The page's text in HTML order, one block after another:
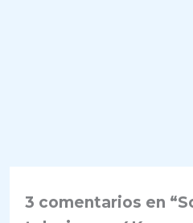
3 comentarios en